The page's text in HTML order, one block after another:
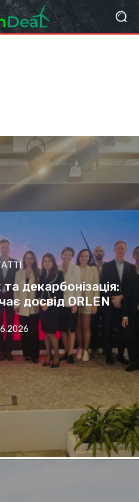
декарбонізація:
досвід ORLEN